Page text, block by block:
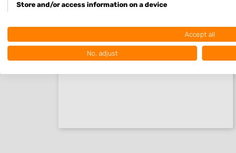
Store and/or access information on a device
Create profiles for personalised advertising
Measure advertising performance
Accept all
No, adjust